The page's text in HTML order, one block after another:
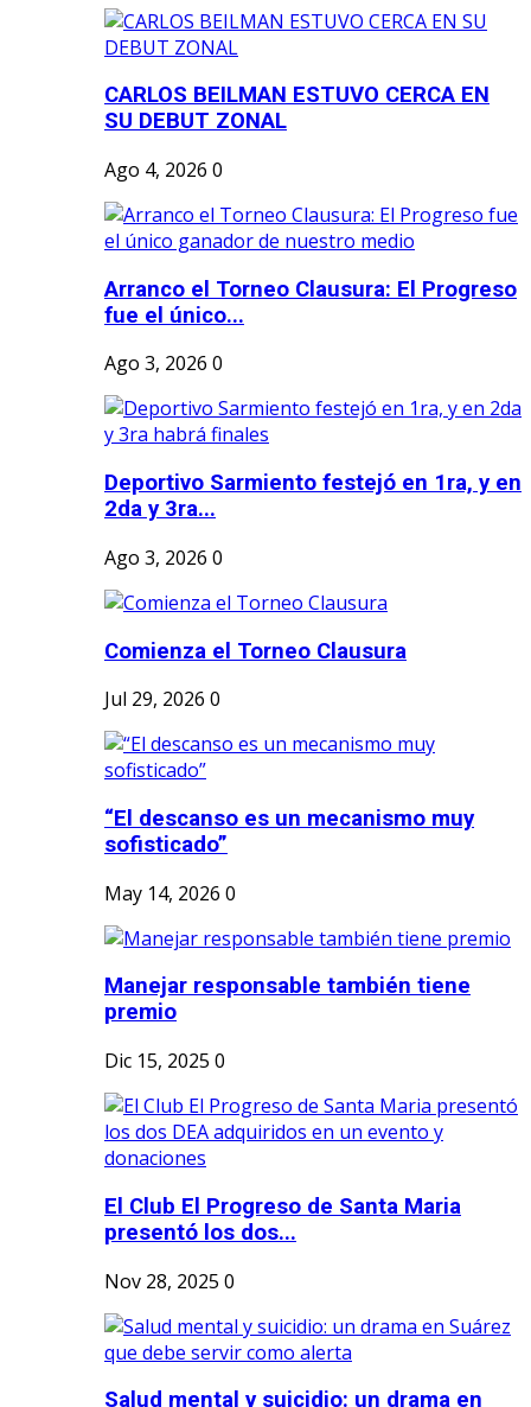
CARLOS BEILMAN ESTUVO CERCA EN
SU DEBUT ZONAL
Ago 4, 2026 0
Arranco el Torneo Clausura: El Progreso
fue el único...
Ago 3, 2026 0
Deportivo Sarmiento festejó en 1ra, y en
2da y 3ra...
Ago 3, 2026 0
Comienza el Torneo Clausura
Jul 29, 2026 0
“El descanso es un mecanismo muy
sofisticado”
May 14, 2026 0
Manejar responsable también tiene
premio
Dic 15, 2025 0
El Club El Progreso de Santa Maria
presentó los dos...
Nov 28, 2025 0
Salud mental y suicidio: un drama en